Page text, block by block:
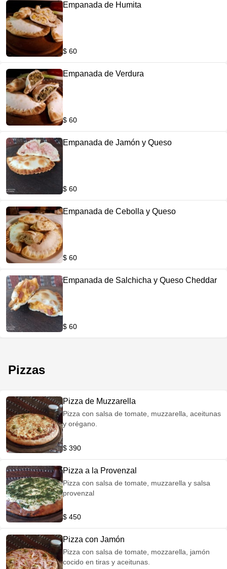
Empanada de Humita
$ 60
Empanada de Verdura
$ 60
Empanada de Jamón y Queso
$ 60
Empanada de Cebolla y Queso
$ 60
Empanada de Salchicha y Queso Cheddar
$ 60
Pizzas
Pizza de Muzzarella
Pizza con salsa de tomate, muzzarella, aceitunas
y orégano.
$ 390
Pizza a la Provenzal
Pizza con salsa de tomate, muzzarella y salsa
provenzal
$ 450
Pizza con Jamón
Pizza con salsa de tomate, mozzarella, jamón
cocido en tiras y aceitunas.